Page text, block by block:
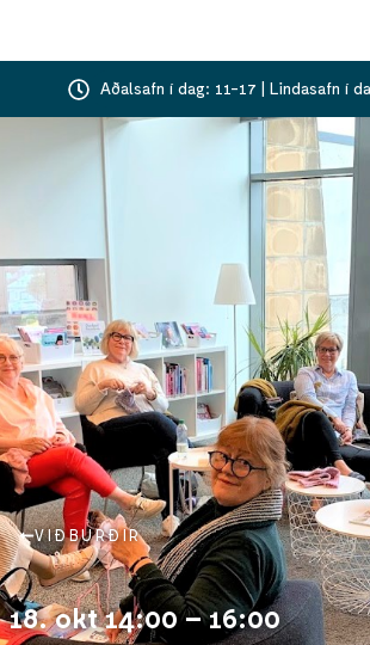
Aðalsafn í dag: 11-17 | Lindasafn í
VIÐBURÐIR
18. okt 14:00 – 16:00